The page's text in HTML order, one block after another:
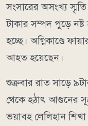
সংসারের অসংখ্য
টাকার সম্পদ পুড়ে নষ্ট
হচ্ছে। অগ্নিকাণ্ডে
আহত হয়েছেন।
শুক্রবার রাত সাড়ে
থেকে হঠাৎ আগুনের
ভয়াবহ লেলিহান